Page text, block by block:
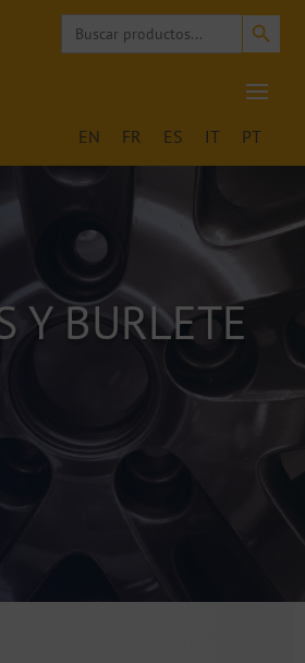
for:
Search Button
EN FR ES IT PT
Y BURLETE